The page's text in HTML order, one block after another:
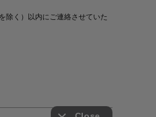
除く）以内にご連絡させていた